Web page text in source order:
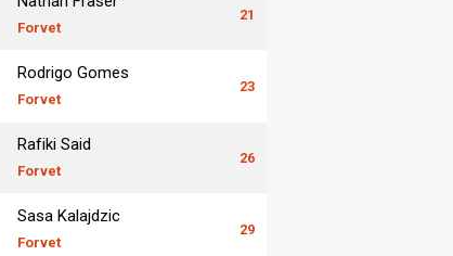
Forvet
21
Rodrigo Gomes
Forvet
23
Rafiki Said
Forvet
26
Sasa Kalajdzic
Forvet
29